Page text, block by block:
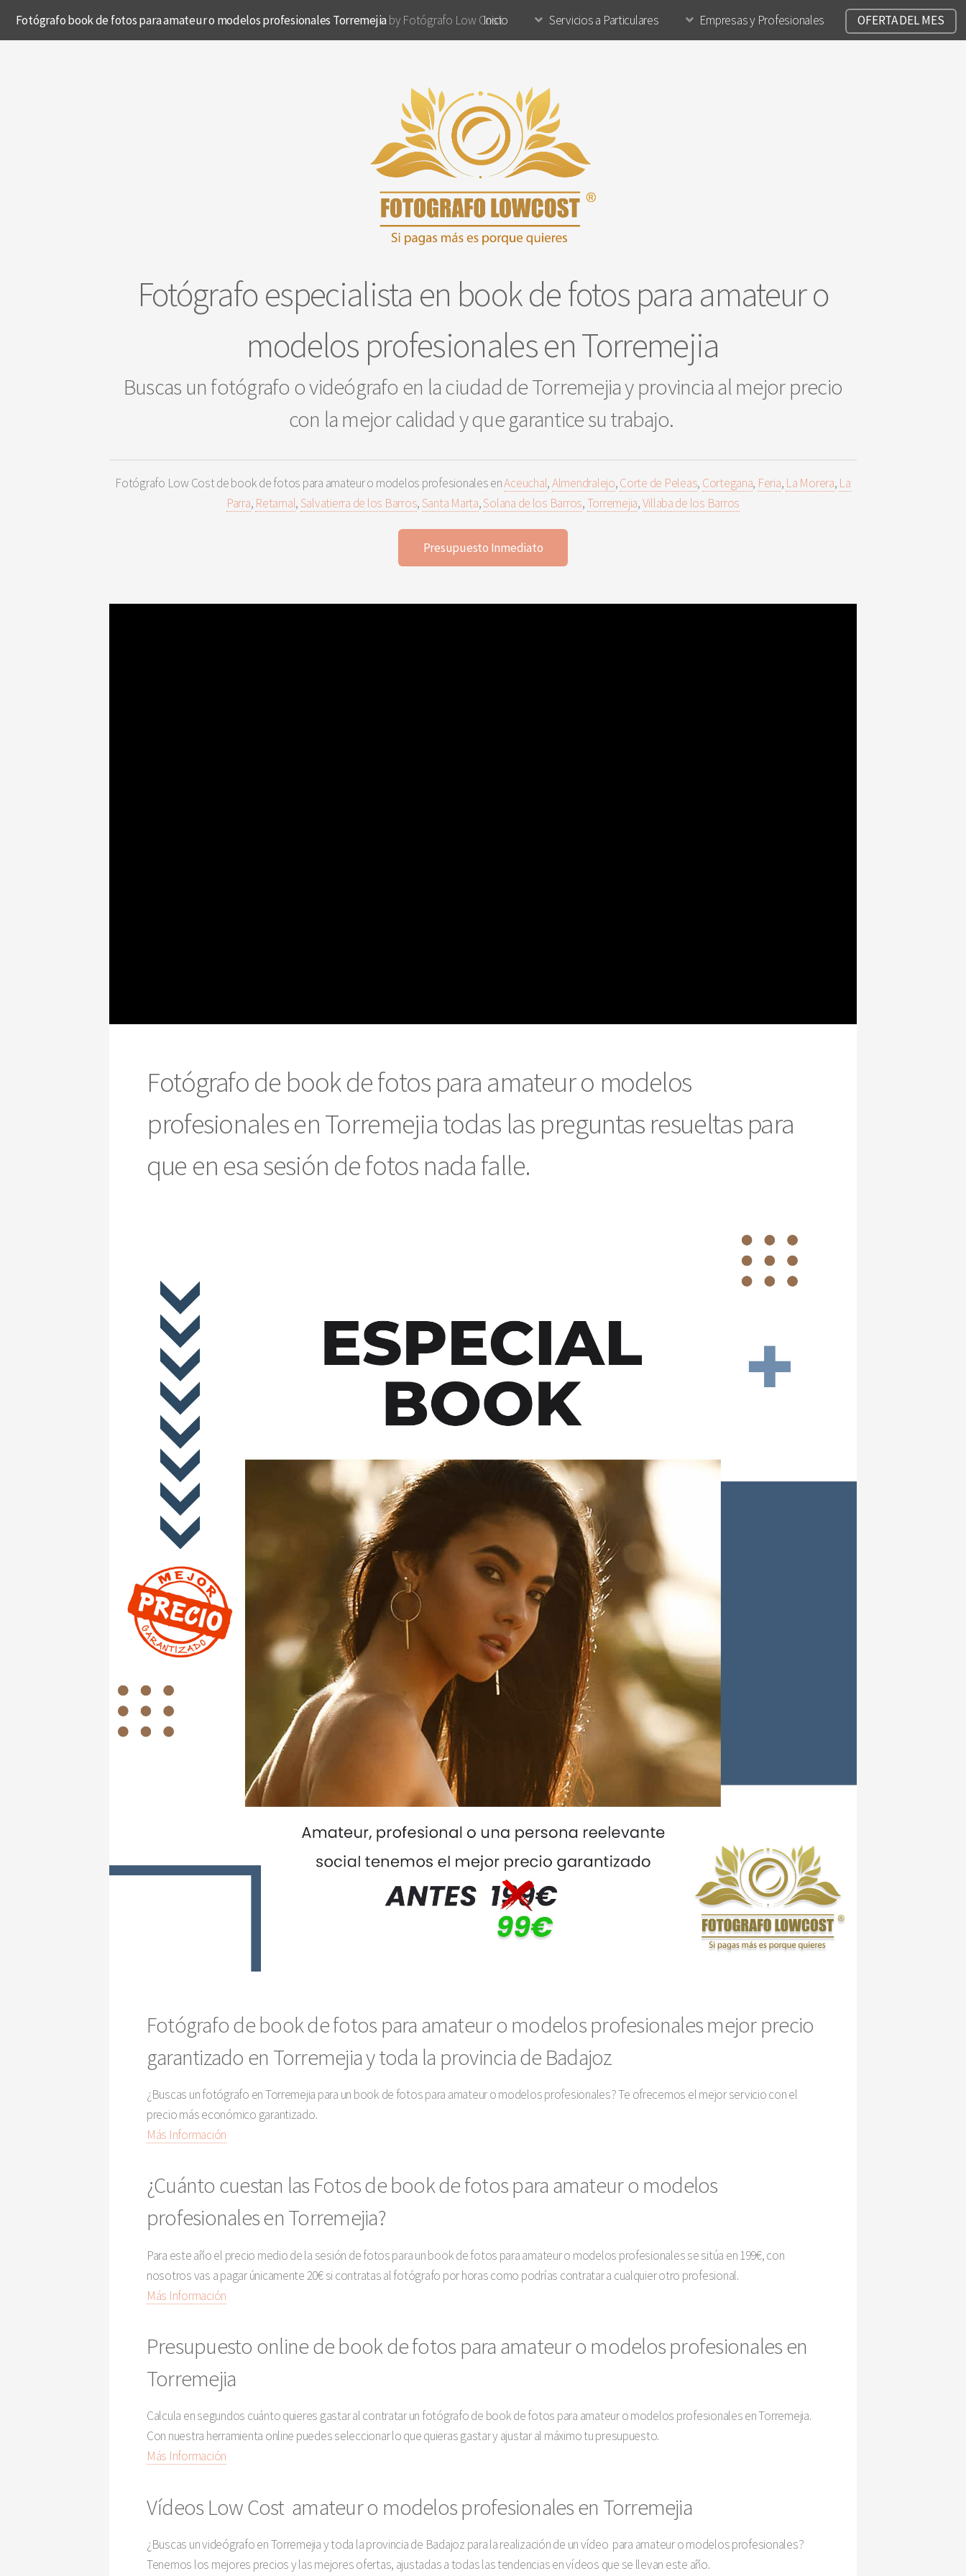
Fotógrafo book de fotos para amateur o modelos profesionales Torremejiaby Fotógrafo Low Cost
Inicio Servicios a Particulares Empresas y Profesionales OFERTA DEL MES
Fotógrafo especialista en book de fotos para amateur o
modelos profesionales en Torremejia
Buscas un fotógrafo o videógrafo en la ciudad de Torremejia y provincia al mejor precio
con la mejor calidad y que garantice su trabajo.
Fotógrafo Low Cost de book de fotos para amateur o modelos profesionales enAceuchal,Almendralejo,Corte de Peleas, Cortegana, Feria, La Morera, La
Parra, Retamal,Salvatierra de los Barros,Santa Marta,Solana de los Barros,Torremejia,Villaba de los Barros
Presupuesto Inmediato
Fotógrafo de book de fotos para amateur o modelos
profesionales en Torremejia todas las preguntas resueltas para
que en esa sesión de fotos nada falle.
Fotógrafo de book de fotos para amateur o modelos profesionales mejor precio
garantizado en Torremejia y toda la provincia de Badajoz
¿Buscas un fotógrafo en Torremejia para un book de fotos para amateur o modelos profesionales? Te ofrecemos el mejor servicio con el
precio más económico garantizado.
Más Información
¿Cuánto cuestan las Fotos de book de fotos para amateur o modelos
profesionales en Torremejia?
Para este año el precio medio de la sesión de fotos para un book de fotos para amateur o modelos profesionales se sitúa en 199€, con
nosotros vas a pagar únicamente 20€ si contratas al fotógrafo por horas como podrías contratar a cualquier otro profesional.
Más Información
Presupuesto online de book de fotos para amateur o modelos profesionales en
Torremejia
Calcula en segundos cuánto quieres gastar al contratar un fotógrafo de book de fotos para amateur o modelos profesionales en Torremejia.
Con nuestra herramienta online puedes seleccionar lo que quieras gastar y ajustar al máximo tu presupuesto.
Más Información
Vídeos Low Cost amateur o modelos profesionales en Torremejia
¿Buscas un videógrafo en Torremejia y toda la provincia de Badajoz para la realización de un vídeo para amateur o modelos profesionales?
Tenemos los mejores precios y las mejores ofertas, ajustadas a todas las tendencias en vídeos que se llevan este año.